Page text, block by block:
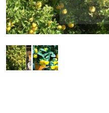
Doppelt